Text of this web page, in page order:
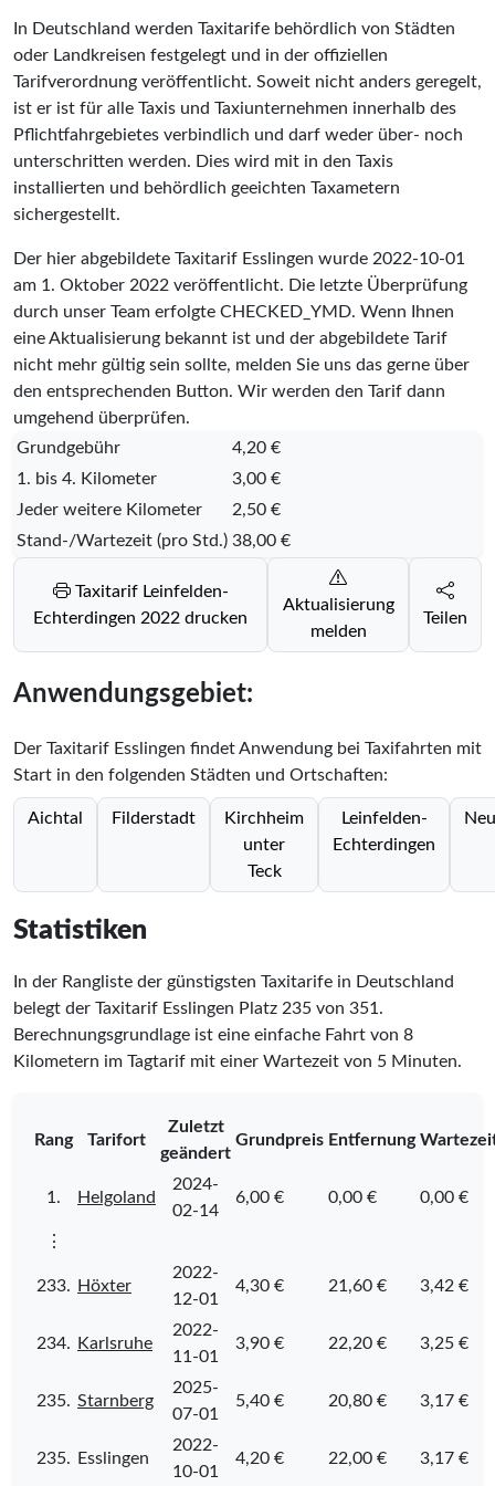
In Deutschland werden Taxitarife behördlich von Städten
oder Landkreisen festgelegt und in der offiziellen
Tarifverordnung veröffentlicht. Soweit nicht anders geregelt,
ist er ist für alle Taxis und Taxiunternehmen innerhalb des
Pflichtfahrgebietes verbindlich und darf weder über- noch
unterschritten werden. Dies wird mit in den Taxis
installierten und behördlich geeichten Taxametern
sichergestellt.
Der hier abgebildete Taxitarif Esslingen wurde 2022-10-01
am 1. Oktober 2022 veröffentlicht. Die letzte Überprüfung
durch unser Team erfolgte CHECKED_YMD. Wenn Ihnen
eine Aktualisierung bekannt ist und der abgebildete Tarif
nicht mehr gültig sein sollte, melden Sie uns das gerne über
den entsprechenden Button. Wir werden den Tarif dann
umgehend überprüfen.
Grundgebühr
4,20 €
1. bis 4. Kilometer
3,00 €
Jeder weitere Kilometer
2,50 €
Stand-/Wartezeit (pro Std.) 38,00 €
Taxitarif Leinfelden-
Echterdingen 2022 drucken
Aktualisierung
melden
Teilen
Anwendungsgebiet:
Der Taxitarif Esslingen findet Anwendung bei Taxifahrten mit
Start in den folgenden Städten und Ortschaften:
Aichtal Filderstadt
Kirchheim
unter
Teck
Leinfelden-
Echterdingen
Statistiken
In der Rangliste der günstigsten Taxitarife in Deutschland
belegt der Taxitarif Esslingen Platz 235 von 351.
Berechnungsgrundlage ist eine einfache Fahrt von 8
Kilometern im Tagtarif mit einer Wartezeit von 5 Minuten.
Rang Tarifort
Zuletzt
geändert
Grundpreis Entfernung
1. Helgoland
2024-
02-14
6,00 € 0,00 € 0,00 €
⋮
233. Höxter
2022-
12-01
4,30 € 21,60 € 3,42 €
234. Karlsruhe
2022-
11-01
3,90 € 22,20 € 3,25 €
235. Starnberg
2025-
07-01
5,40 € 20,80 € 3,17 €
235. Esslingen
2022-
10-01
4,20 € 22,00 € 3,17 €